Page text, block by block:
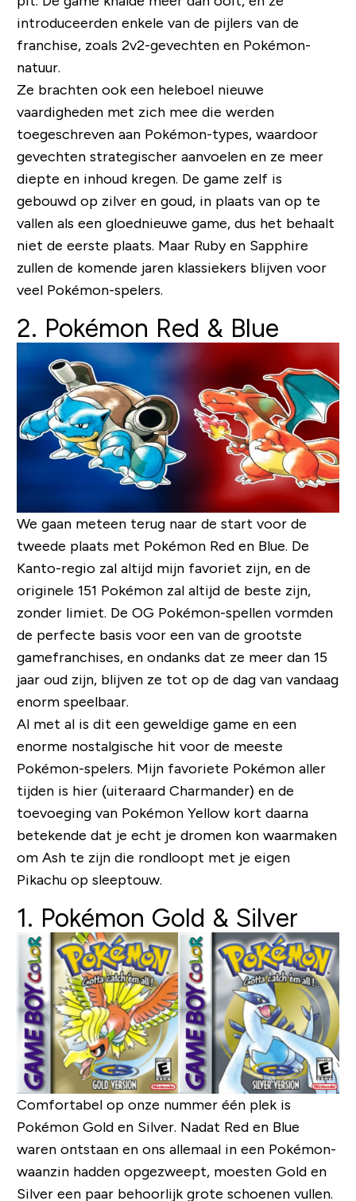
introduceerden enkele van de pijlers van de
franchise, zoals 2v2-gevechten en Pokémon-
natuur.
Ze brachten ook een heleboel nieuwe
vaardigheden met zich mee die werden
toegeschreven aan Pokémon-types, waardoor
gevechten strategischer aanvoelen en ze meer
diepte en inhoud kregen. De game zelf is
gebouwd op zilver en goud, in plaats van op te
vallen als een gloednieuwe game, dus het behaalt
niet de eerste plaats. Maar Ruby en Sapphire
zullen de komende jaren klassiekers blijven voor
veel Pokémon-spelers.
2. Pokémon Red & Blue
We gaan meteen terug naar de start voor de
tweede plaats met Pokémon Red en Blue. De
Kanto-regio zal altijd mijn favoriet zijn, en de
originele 151 Pokémon zal altijd de beste zijn,
zonder limiet. De OG Pokémon-spellen vormden
de perfecte basis voor een van de grootste
gamefranchises, en ondanks dat ze meer dan 15
jaar oud zijn, blijven ze tot op de dag van vandaag
enorm speelbaar.
Al met al is dit een geweldige game en een
enorme nostalgische hit voor de meeste
Pokémon-spelers. Mijn favoriete Pokémon aller
tijden is hier (uiteraard Charmander) en de
toevoeging van Pokémon Yellow kort daarna
betekende dat je echt je dromen kon waarmaken
om Ash te zijn die rondloopt met je eigen
Pikachu op sleeptouw.
1. Pokémon Gold & Silver
Comfortabel op onze nummer één plek is
Pokémon Gold en Silver. Nadat Red en Blue
waren ontstaan ​​en ons allemaal in een Pokémon-
waanzin hadden opgezweept, moesten Gold en
Silver een paar behoorlijk grote schoenen vullen.